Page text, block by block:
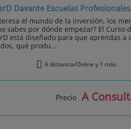
Davante Escuelas Profesionales
el mundo de la inversión, los
sabes por dónde empezar? El Curso
está diseñado para que aprendas
qué produ...
A distancia/Online y 1 más
Precio A